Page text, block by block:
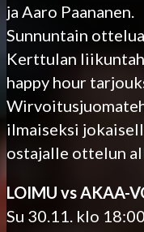
ja Aaro Paananen.
Sunnuntain
Kerttulan
happy hour
ilmaiseksi
ostajalle ottelun
LOIMU vs AKAA-
Su 30.11. klo 18:00